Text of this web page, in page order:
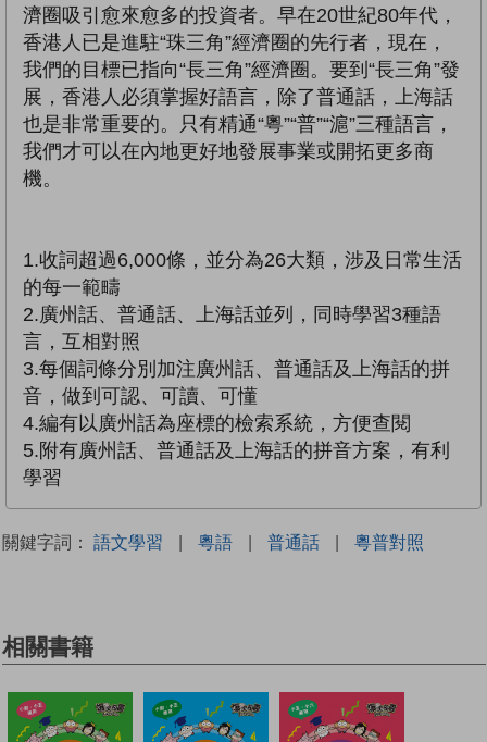
濟圈吸引愈來愈多的投資者。早在20世紀80年代，
香港人已是進駐“珠三角”經濟圈的先行者，現在，
我們的目標已指向“長三角”經濟圈。要到“長三角”發
展，香港人必須掌握好語言，除了普通話，上海話
也是非常重要的。只有精通“粵”“普”“滬”三種語言，
我們才可以在內地更好地發展事業或開拓更多商
機。
1.收詞超過6,000條，並分為26大類，涉及日常生活
的每一範疇
2.廣州話、普通話、上海話並列，同時學習3種語
言，互相對照
3.每個詞條分別加注廣州話、普通話及上海話的拼
音，做到可認、可讀、可懂
4.編有以廣州話為座標的檢索系統，方便查閱
5.附有廣州話、普通話及上海話的拼音方案，有利
學習
關鍵字詞： 語文學習 | 粵語 | 普通話 | 粵普對照
相關書籍